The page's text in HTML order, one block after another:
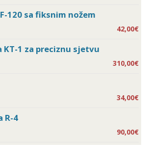
120 sa fiksnim nožem
42,00€
KT-1 za preciznu sjetvu
310,00€
34,00€
R-4
90,00€